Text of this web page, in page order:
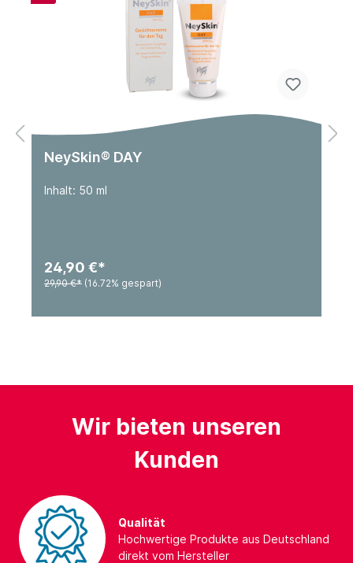
NeySkin® DAY
Inhalt: 50 ml
24,90 €*
29,90 €* (16.72% gespart)
Wir bieten unseren
Kunden
Qualität
Hochwertige Produkte aus Deutschland
direkt vom Hersteller